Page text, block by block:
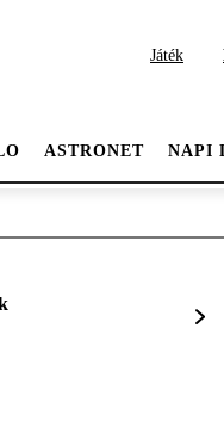
Játék
ASTRONET NAPI